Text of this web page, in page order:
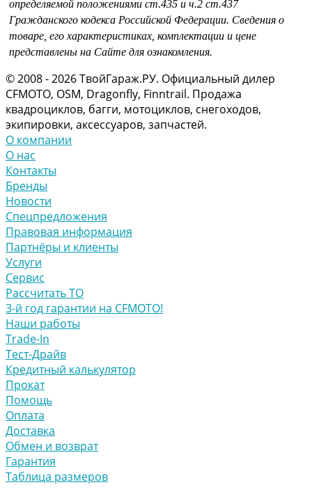
определяемой положениями ст.435 и ч.2 ст.437
Гражданского кодекса Российской Федерации. Сведения о
товаре, его характеристиках, комплектации и цене
представлены на Сайте для ознакомления.
© 2008 - 2026 ТвойГараж.РУ. Официальный дилер
CFMOTO, OSM, Dragonfly, Finntrail. Продажа
квадроциклов, багги, мотоциклов, снегоходов,
экипировки, аксессуаров, запчастей.
О компании
О нас
Контакты
Бренды
Новости
Спецпредложения
Правовая информация
Партнёры и клиенты
Услуги
Сервис
Рассчитать ТО
3-й год гарантии на CFMOTO!
Наши работы
Trade-In
Тест-Драйв
Кредитный калькулятор
Прокат
Помощь
Оплата
Доставка
Обмен и возврат
Гарантия
Таблица размеров